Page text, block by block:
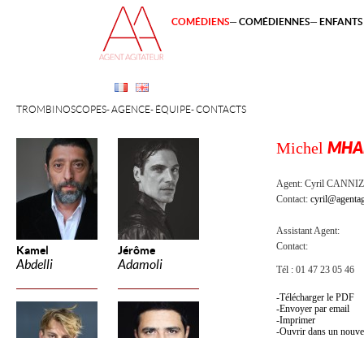
Kamel
Abdelli
Jérôme
Adamoli
TROMBINOSCOPES AGENCE ÉQUIPE CONTACTS
COMÉDIENS COMÉDIENNES
Michel
Agent: Cyril
Contact:
Assistant Agent:
Contact:
Tél : 01 47 23 05 46
Télécharger le PDF
Envoyer par email
Imprimer
Ouvrir dans un